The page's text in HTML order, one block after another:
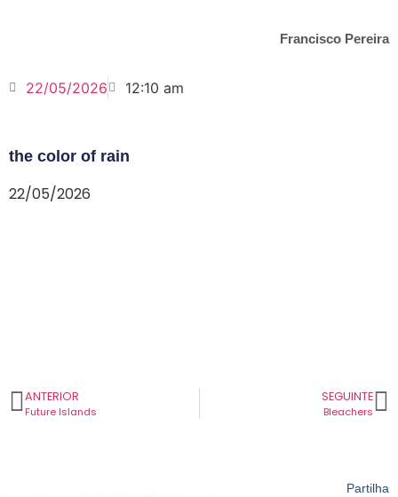
Francisco Pereira
22/05/2026 12:10 am
the color of rain
22/05/2026
ANTERIOR
Future Islands
SEGUINTE
Bleachers
Partilha